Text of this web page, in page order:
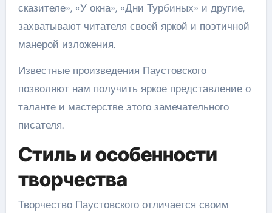
сказителе», «У окна», «Дни Турбиных» и другие,
захватывают читателя своей яркой и поэтичной
манерой изложения.
Известные произведения Паустовского
позволяют нам получить яркое представление о
таланте и мастерстве этого замечательного
писателя.
Стиль и особенности
творчества
Творчество Паустовского отличается своим